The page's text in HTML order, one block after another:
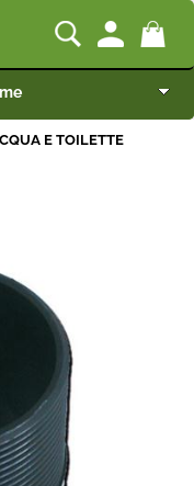
Van
E TOILETTE